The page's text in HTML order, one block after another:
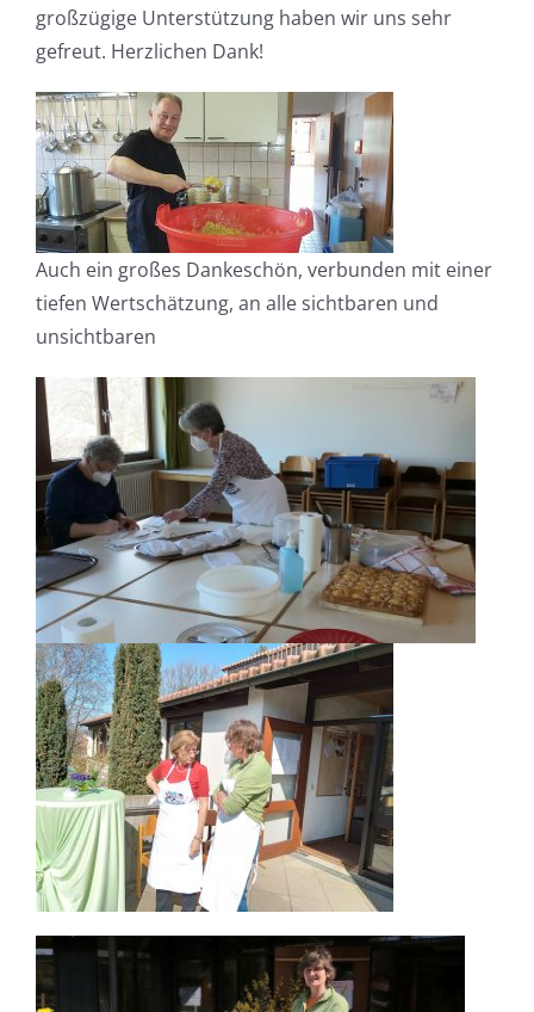
großzügige Unterstützung haben wir uns sehr
gefreut. Herzlichen Dank!
Auch ein großes Dankeschön, verbunden mit einer
tiefen Wertschätzung, an alle sichtbaren und
unsichtbaren